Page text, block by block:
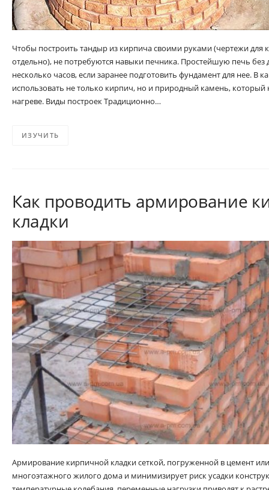
Чтобы построить тандыр из кирпича своими руками (чертежи для
отдельно), не потребуются навыки печника. Простейшую печь
несколько часов, если заранее подготовить фундамент для нее. В
использовать не только кирпич, но и природный камень, который
нагреве. Виды построек Традиционно…
ИЗУЧИТЬ
Как проводить армирование
кладки
Армирование кирпичной кладки сеткой, погруженной в цемент
многоэтажного жилого дома и минимизирует риск усадки